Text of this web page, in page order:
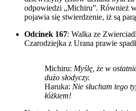
odpowiedzi „Michiru”. Również
pojawia się stwierdzenie, iż są
Odcinek 167: Walka ze
Czarodziejka z Urana prawie
Michiru: Myślę, że w
dużo słodyczy.
Haruka: Nie słucham tego
łóżkiem!